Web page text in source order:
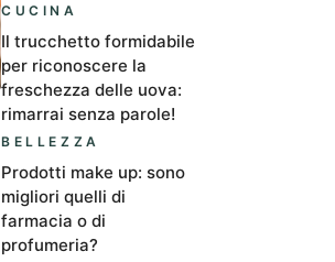
CUCINA
Il trucchetto formidabile
per riconoscere la
freschezza delle uova:
rimarrai senza parole!
BELLEZZA
Prodotti make up: sono
migliori quelli di
farmacia o di
profumeria?